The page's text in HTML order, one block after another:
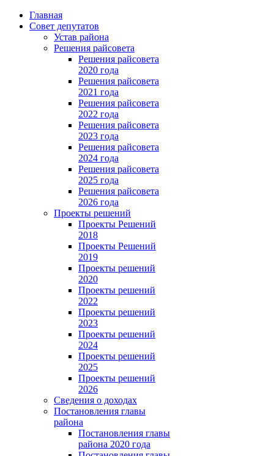
Главная
Совет депутатов
Устав района
Решения райсовета
Решения райсовета
2020 года
Решения райсовета
2021 года
Решения райсовета
2022 года
Решения райсовета
2023 года
Решения райсовета
2024 года
Решения райсовета
2025 года
Решения райсовета
2026 года
Проекты решений
Проекты Решений
2018
Проекты Решений
2019
Проекты решений
2020
Проекты решений
2022
Проекты решений
2023
Проекты решений
2024
Проекты решений
2025
Проекты решений
2026
Сведения о доходах
Постановления главы
района
Постановления главы
района 2020 года